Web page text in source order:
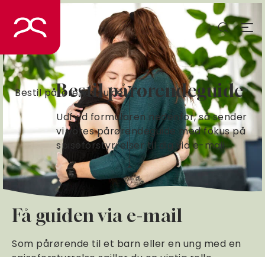
indhold
Bestil pårørendeguide
Udfyld formularen nedenfor, så sender
vi vores pårørendeguide med fokus på
spiseforstyrrelser til dig via e-mail.
Bestil pårørendeguide
Få guiden via e-mail
Som pårørende til et barn eller en ung med en